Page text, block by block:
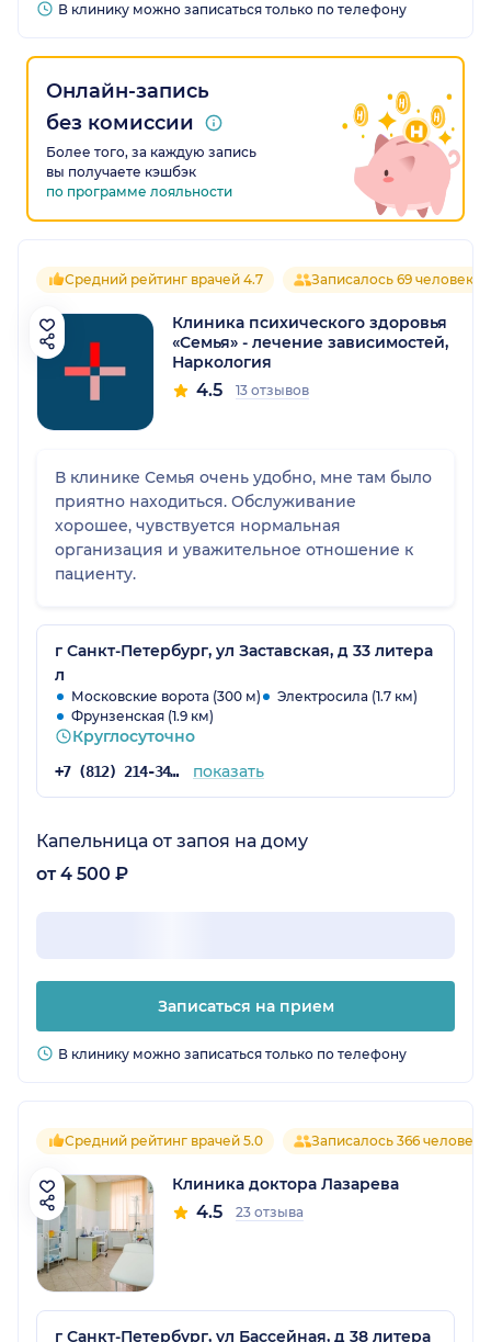
В клинику можно записаться только по телефону
Онлайн-запись
без комиссии
Более того, за каждую запись
вы получаете кэшбэк
по программе лояльности
Средний рейтинг врачей 4.7 Записалось 69 человек
Клиника психического здоровья
«Семья» - лечение зависимостей,
Наркология
4.5 13 отзывов
В клинике Семья очень удобно, мне там было
приятно находиться. Обслуживание
хорошее, чувствуется нормальная
организация и уважительное отношение к
пациенту.
г Санкт-Петербург, ул Заставская, д 33 литера
л
Московские ворота (300 м)
Электросила (1.7 км)
Фрунзенская (1.9 км)
Круглосуточно
+7 (812) 214-34-21 показать
Капельница от запоя на дому
от 4 500 ₽
Записаться на прием
В клинику можно записаться только по телефону
Средний рейтинг врачей 5.0 Записалось 366 человек
Клиника доктора Лазарева
4.5 23 отзыва
г Санкт-Петербург, ул Бассейная, д 38 литера